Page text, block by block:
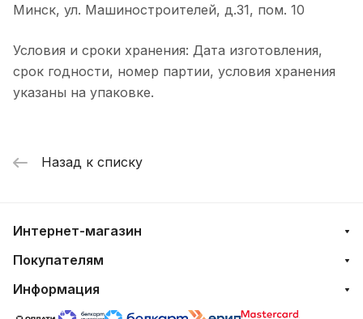
Минск, ул. Машиностроителей, д.31, пом. 10
Условия и сроки хранения: Дата изготовления,
срок годности, номер партии, условия хранения
указаны на упаковке.
Назад к списку
Интернет-магазин
Покупателям
Информация